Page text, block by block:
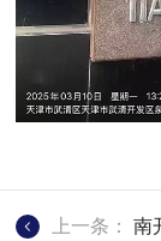
上一条：南